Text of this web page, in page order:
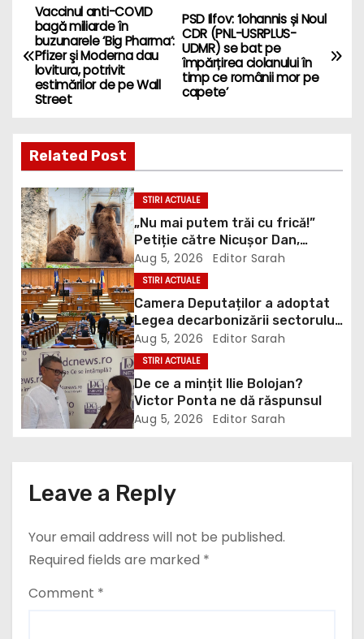
o
s
n
a
v
i
g
a
t
i
o
CDR (PNL-USRPLUS-
UDMR) se bat pe
împărțirea ciolanului în
timp ce românii mor pe
capete’
bagă miliarde în
buzunarele ‘Big Pharma’:
Pfizer şi Moderna dau
lovitura, potrivit
estimărilor de pe Wall
Street
„Nu mai putem trăi cu frică!”
Petiție către Nicușor Dan,
Bolojan și Buzoianu după
atacurile urșilor din Covasna
Aug 5, 2026 Editor Sarah
STIRI ACTUALE
Camera Deputaților a adoptat
Legea decarbonizării sectorului
energetic. Amendamentul PSD,
inclus în proiect
Aug 5, 2026 Editor Sarah
STIRI ACTUALE
De ce a mințit Ilie Bolojan?
Victor Ponta ne dă răspunsul
Aug 5, 2026 Editor Sarah
Required fields are marked*
Comment*